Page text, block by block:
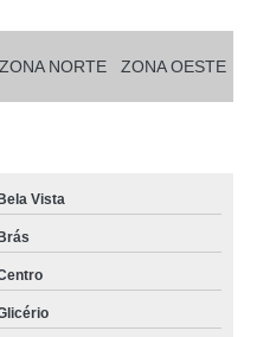
ZONA NORTE ZONA OESTE
Vista